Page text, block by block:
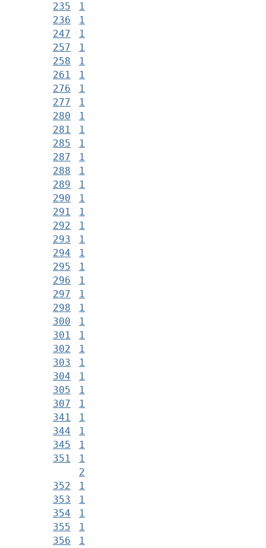
235
1
236
1
247
1
257
1
258
1
261
1
276
1
277
1
280
1
281
1
285
1
287
1
288
1
289
1
290
1
291
1
292
1
293
1
294
1
295
1
296
1
297
1
298
1
300
1
301
1
302
1
303
1
304
1
305
1
307
1
341
1
344
1
345
1
351
1
2
352
1
353
1
354
1
355
1
356
1